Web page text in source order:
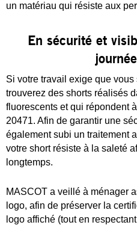
un matériau qui résiste aux
En sécurité et
Si votre travail exige que
trouverez des shorts réalisés
fluorescents et qui répondent
20471. Afin de garantir une
également subi un traitement
votre short résiste à la saleté
longtemps.
MASCOT a veillé à ménager
logo, afin de préserver la
logo affiché (tout en